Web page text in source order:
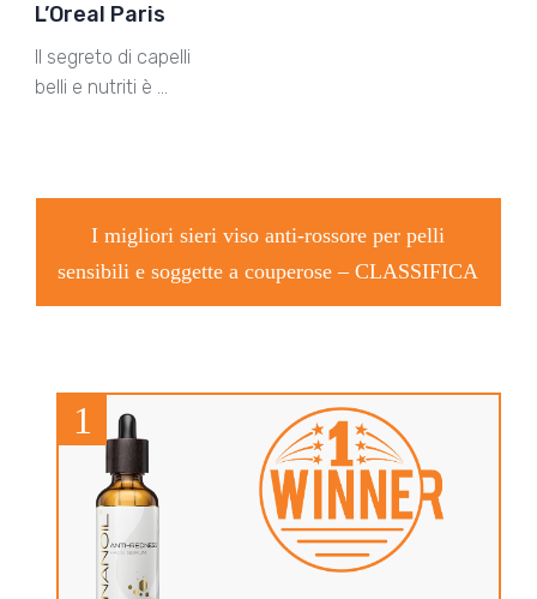
L’Oreal Paris
Il segreto di capelli
belli e nutriti è …
I migliori sieri viso anti-rossore per pelli
sensibili e soggette a couperose –CLASSIFICA